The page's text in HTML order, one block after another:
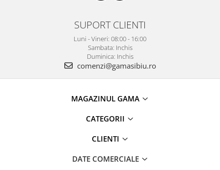
SUPORT CLIENTI
Luni - Vineri: 08:00 - 16:00
Sambata: Inchis
Duminica: Inchis
comenzi@gamasibiu.ro
MAGAZINUL GAMA
CATEGORII
CLIENTI
DATE COMERCIALE